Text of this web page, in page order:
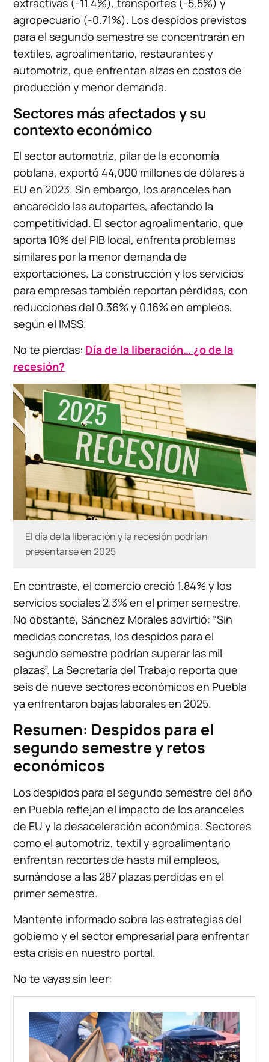
extractivas (-11.4%), transportes (-5.5%) y
agropecuario (-0.71%). Los despidos previstos
para el segundo semestre se concentrarán en
textiles, agroalimentario, restaurantes y
automotriz, que enfrentan alzas en costos de
producción y menor demanda.
Sectores más afectados y su
contexto económico
El sector automotriz, pilar de la economía
poblana, exportó 44,000 millones de dólares a
EU en 2023. Sin embargo, los aranceles han
encarecido las autopartes, afectando la
competitividad. El sector agroalimentario, que
aporta 10% del PIB local, enfrenta problemas
similares por la menor demanda de
exportaciones. La construcción y los servicios
para empresas también reportan pérdidas, con
reducciones del 0.36% y 0.16% en empleos,
según el IMSS.
No te pierdas: Día de la liberación… ¿o de la
recesión?
El día de la liberación y la recesión podrían
presentarse en 2025
En contraste, el comercio creció 1.84% y los
servicios sociales 2.3% en el primer semestre.
No obstante, Sánchez Morales advirtió: “Sin
medidas concretas, los despidos para el
segundo semestre podrían superar las mil
plazas”. La Secretaría del Trabajo reporta que
seis de nueve sectores económicos en Puebla
ya enfrentaron bajas laborales en 2025.
Resumen: Despidos para el
segundo semestre y retos
económicos
Los despidos para el segundo semestre del año
en Puebla reflejan el impacto de los aranceles
de EU y la desaceleración económica. Sectores
como el automotriz, textil y agroalimentario
enfrentan recortes de hasta mil empleos,
sumándose a las 287 plazas perdidas en el
primer semestre.
Mantente informado sobre las estrategias del
gobierno y el sector empresarial para enfrentar
esta crisis en nuestro portal.
No te vayas sin leer: